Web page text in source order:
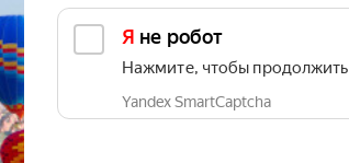
Я не робот
Нажмите, чтобы продолжить
Yandex SmartCaptcha